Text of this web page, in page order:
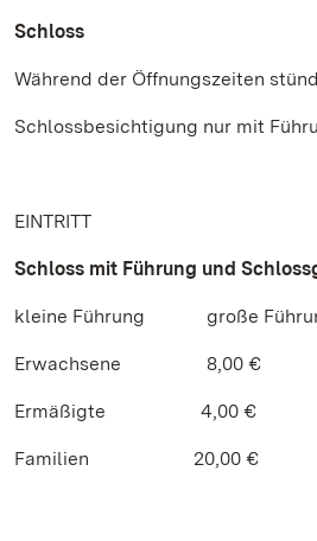
Schloss
Während der Öffnungszeiten
Schlossbesichtigung nur mit
EINTRITT
Schloss mit Führung und
kleine Führung große
Erwachsene 8,00
Ermäßigte 4,00
Familien 20,00 €